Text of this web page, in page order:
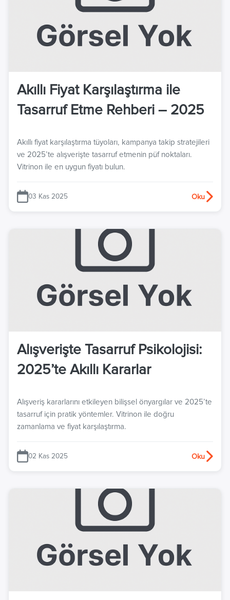
Akıllı Fiyat Karşılaştırma ile
Tasarruf Etme Rehberi – 2025
Akıllı fiyat karşılaştırma tüyoları, kampanya takip stratejileri
ve 2025’te alışverişte tasarruf etmenin püf noktaları.
Vitrinon ile en uygun fiyatı bulun.
03 Kas 2025 Oku
Alışverişte Tasarruf Psikolojisi:
2025’te Akıllı Kararlar
Alışveriş kararlarını etkileyen bilişsel önyargılar ve 2025’te
tasarruf için pratik yöntemler. Vitrinon ile doğru
zamanlama ve fiyat karşılaştırma.
02 Kas 2025 Oku